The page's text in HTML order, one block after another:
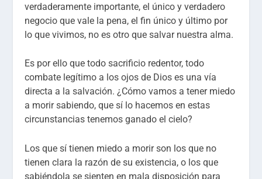
verdaderamente importante, el único y verdadero
negocio que vale la pena, el fin único y último por
lo que vivimos, no es otro que salvar nuestra alma.
Es por ello que todo sacrificio redentor, todo
combate legítimo a los ojos de Dios es una vía
directa a la salvación. ¿Cómo vamos a tener miedo
a morir sabiendo, que sí lo hacemos en estas
circunstancias tenemos ganado el cielo?
Los que sí tienen miedo a morir son los que no
tienen clara la razón de su existencia, o los que
sabiéndola se sienten en mala disposición para